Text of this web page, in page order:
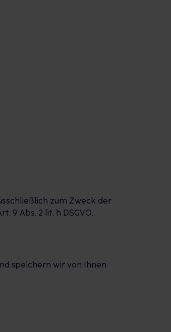
zum Zweck der
9 Abs. 2 lit. h DSGVO.
speichern wir von Ihnen